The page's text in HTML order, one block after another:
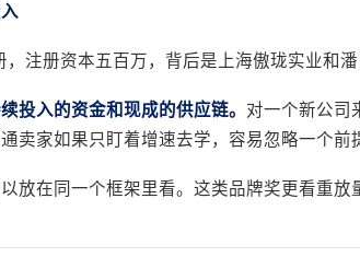
注册资本五百万，背后是上海傲珑实业和
投入的资金和现成的供应链。 对一个新公司
卖家如果只盯着增速去学，容易忽略一个前
放在同一个框架里看。这类品牌奖更看重